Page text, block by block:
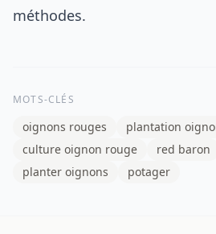
méthodes.
MOTS-CLÉS
oignons rouges
plantation
culture oignon rouge
red baron
planter oignons
potager